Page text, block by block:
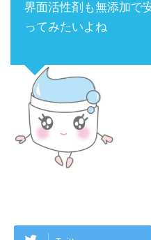
界面活性剤も無添加で
ってみたいよね